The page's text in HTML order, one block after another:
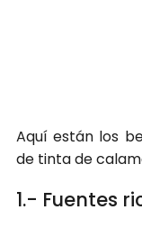
Aquí están los
de tinta de
1.- Fuentes